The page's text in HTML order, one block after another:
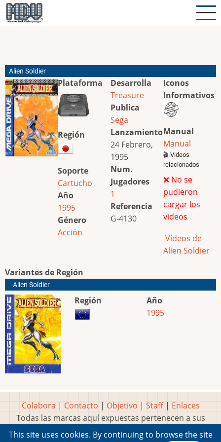
Pasar
al
Alien Soldier
Plataforma
Región
Soporte
Cartucho
Año
1995
Género
Acción
Desarrolla
Treasure
Publica
Sega
Lanzamiento
24 Febrero,
1995
Num.
Jugadores
1
Referencia
G-4130
Iconos
Informativos
Manual
Manual
🎬 Videos
relacionados
❌ No se
pudieron
cargar los
videos
Vídeos de
Alien Soldier
Variantes de Región
Alien Soldier
Región
Año
1995
Colabora | Contacto | Objetivo | Staff| Enlaces
Todas las marcas aquí expuestas pertenecen a sus
respectivos y legítimos dueños
This site uses cookies. By continuing to browse the site